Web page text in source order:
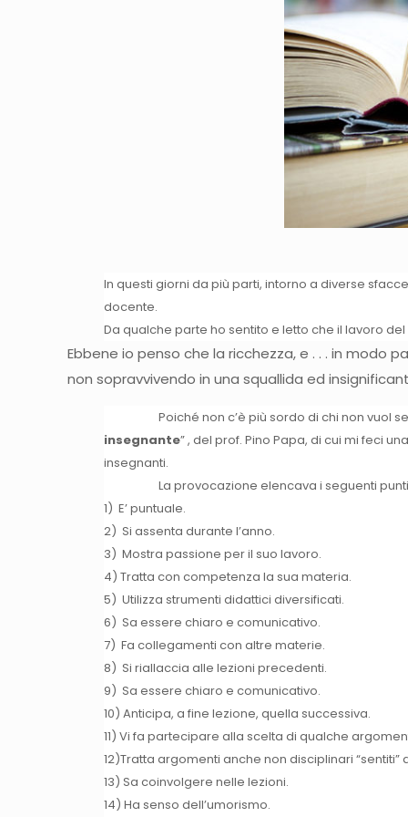
In questi giorni da più parti, intorno a diverse
docente.
Da qualche parte ho sentito e letto che il lavoro
Ebbene io penso che la ricchezza, e . . . in modo
non sopravvivendo in una squallida ed
Poiché non c’è più sordo di chi non vuol
insegnante” , del prof. Pino Papa, di cui mi feci
insegnanti.
La provocazione elencava i seguenti punti
1) E’ puntuale.
2) Si assenta durante l’anno.
3) Mostra passione per il suo lavoro.
4) Tratta con competenza la sua materia.
5) Utilizza strumenti didattici diversificati.
6) Sa essere chiaro e comunicativo.
7) Fa collegamenti con altre materie.
8) Si riallaccia alle lezioni precedenti.
9) Sa essere chiaro e comunicativo.
10) Anticipa, a fine lezione, quella successiva.
11) Vi fa partecipare alla scelta di qualche
12)Tratta argomenti anche non disciplinari
13) Sa coinvolgere nelle lezioni.
14) Ha senso dell’umorismo.